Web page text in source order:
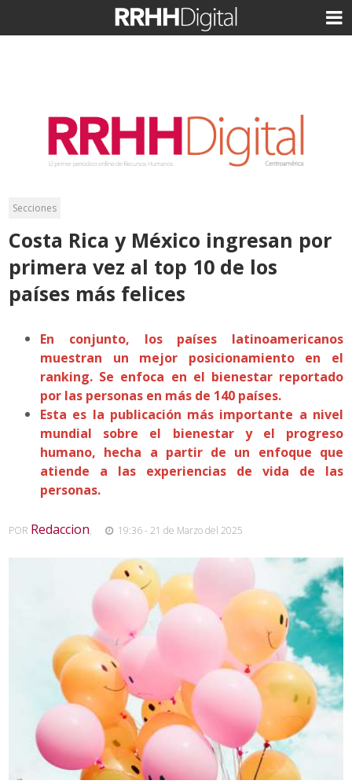
Secciones
Costa Rica y México ingresan por
primera vez al top 10 de los
países más felices
En conjunto, los países latinoamericanos
muestran un mejor posicionamiento en el
ranking. Se enfoca en el bienestar reportado
por las personas en más de 140 países.
Esta es la publicación más importante a nivel
mundial sobre el bienestar y el progreso
humano, hecha a partir de un enfoque que
atiende a las experiencias de vida de las
personas.
POR Redaccion, 19:36 - 21 de Marzo del 2025